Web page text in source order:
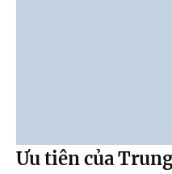
Ưu tiên của